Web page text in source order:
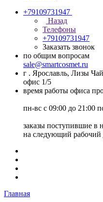
+79109731947
Назад
Телефоны
+79109731947
Заказать звонок
по общим вопросам
sale@smartcosmet.ru
г . Ярославль, Лизы
офис 1/5
время работы офиса
пн-вс с 09:00 до 21:00
заказы поступившие в
на следующий рабочий
Главная